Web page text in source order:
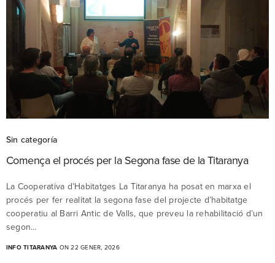
Sin categoría
Comença el procés per la Segona fase de la Titaranya
La Cooperativa d’Habitatges La Titaranya ha posat en marxa el
procés per fer realitat la segona fase del projecte d’habitatge
cooperatiu al Barri Antic de Valls, que preveu la rehabilitació d’un
segon…
INFO TITARANYA ON 22 GENER, 2026